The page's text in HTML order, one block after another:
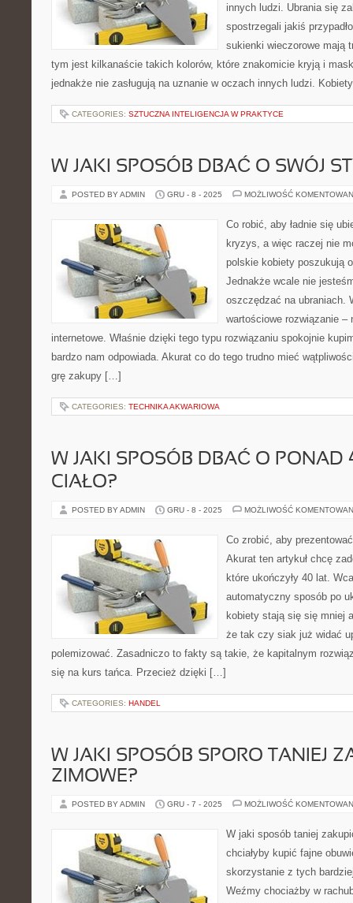
innych ludzi. Ubrania się
spostrzegali jakiś
sukienki wieczorowe mają
tym jest kilkanaście takich kolorów, które znakomicie kryją i
jednakże nie zasługują na uznanie w oczach innych ludzi.
CATEGORIES: SZTUCZNA INTELIGENCJA W PRAKTYCE
W JAKI SPOSÓB DBAĆ O SWÓJ
POSTED BY ADMIN GRU - 8 - 2025 MOŻLIWOŚĆ
Co robić, aby ładnie się
kryzys, a więc raczej nie
polskie kobiety poszukują
Jednakże wcale nie
oszczędzać na ubraniach.
wartościowe rozwiązanie –
internetowe. Właśnie dzięki tego typu rozwiązaniu spokojnie
bardzo nam odpowiada. Akurat co do tego trudno mieć
grę zakupy […]
CATEGORIES: TECHNIKA AKWARIOWA
W JAKI SPOSÓB DBAĆ O PONAD
CIAŁO?
POSTED BY ADMIN GRU - 8 - 2025 MOŻLIWOŚĆ
Co zrobić, aby
Akurat ten artykuł chcę
które ukończyły 40 lat.
automatyczny sposób po
kobiety stają się się mniej
że tak czy siak już widać
polemizować. Zasadniczo to fakty są takie, że kapitalnym
się na kurs tańca. Przecież dzięki […]
CATEGORIES: HANDEL
W JAKI SPOSÓB SPORO TANIEJ
ZIMOWE?
POSTED BY ADMIN GRU - 7 - 2025 MOŻLIWOŚĆ
W jaki sposób taniej
chciałyby kupić fajne
skorzystanie z tych
Weźmy chociażby w